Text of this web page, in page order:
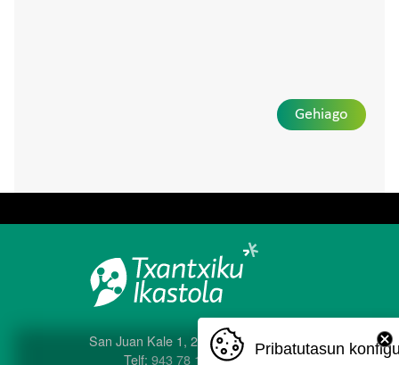
Gehiago
San Juan Kale 1, 20560 Oñati
Telf: 943 78 12 04
Pribatutasun